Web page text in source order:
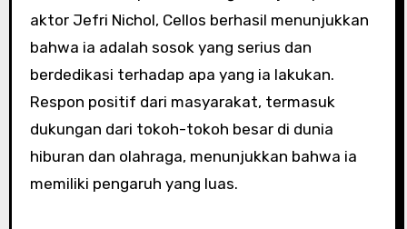
aktor Jefri Nichol, Cellos berhasil menunjukkan
bahwa ia adalah sosok yang serius dan
berdedikasi terhadap apa yang ia lakukan.
Respon positif dari masyarakat, termasuk
dukungan dari tokoh-tokoh besar di dunia
hiburan dan olahraga, menunjukkan bahwa ia
memiliki pengaruh yang luas.